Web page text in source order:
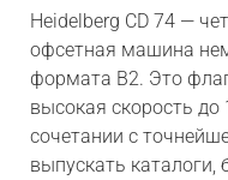
Heidelberg CD 74 —
офсетная машина
формата B2. Это
высокая скорость до
сочетании с
выпускать